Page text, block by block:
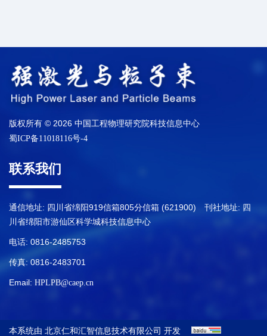
版权所有 © 2026 中国工程物理研究院科技信息中心
蜀ICP备11018116号-4
联系我们
通信地址: 四川省绵阳919信箱805分信箱 (621900) 刊社地址: 四
川省绵阳市游仙区科学城科技信息中心
电话: 0816-2485753
传真: 0816-2483701
Email: HPLPB@caep.cn
本系统由 北京仁和汇智信息技术有限公司 开发